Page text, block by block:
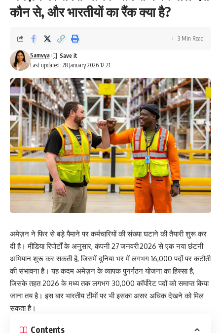
कौन से, और भारतीयों का रैंक क्या है?
Last updated: 28 January 2026 12:21
Samvya
3 Min Read
अमेज़न ने फिर से बड़े पैमाने पर कर्मचारियों की संख्या घटाने की तैयारी शुरू कर
दी है। मीडिया रिपोर्टों के अनुसार, कंपनी 27 जनवरी 2026 से एक नया छंटनी
अभियान शुरू कर सकती है, जिसमें दुनिया भर में लगभग 16,000 पदों पर कटौती
की संभावना है। यह कदम अमेज़न के व्यापक पुनर्गठन योजना का हिस्सा है,
जिसके तहत 2026 के मध्य तक लगभग 30,000 कॉर्पोरेट पदों को समाप्त किया
जाना तय है। इस बार भारतीय टीमों पर भी इसका असर अधिक देखने को मिल
सकता है।
Contents